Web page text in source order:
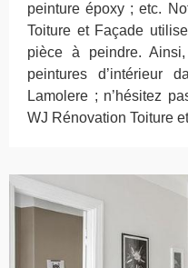
peinture époxy ; etc.
Toiture et Façade
pièce à peindre.
peintures d’intérieur
Lamolere ; n’hésitez
WJ Rénovation Toiture